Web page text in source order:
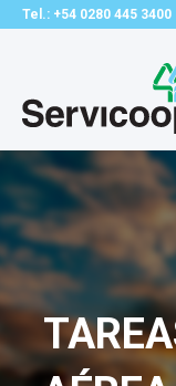
Tel.: +54 0280 445 3400